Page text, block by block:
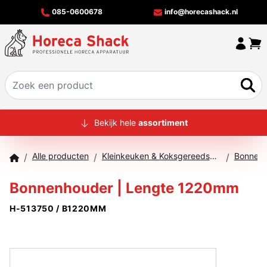
085-0600678 info@horecashack.nl
HOME
MERKEN
OFFERTECHECKER
Bekijk hele assortiment
/ Alle producten / Kleinkeuken & Koksgereedschap /
Bonnenhouder | Lengte 1220mm
H-513750 / B1220MM